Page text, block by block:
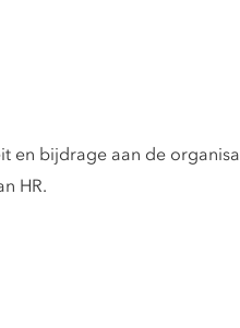
en bijdrage aan de
HR.